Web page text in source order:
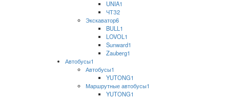
UNIA1
ЧТЗ2
Экскаватор6
BULL1
LOVOL1
Sunward1
Zauberg1
Автобусы1
Автобусы1
YUTONG1
Маршрутные автобусы1
YUTONG1